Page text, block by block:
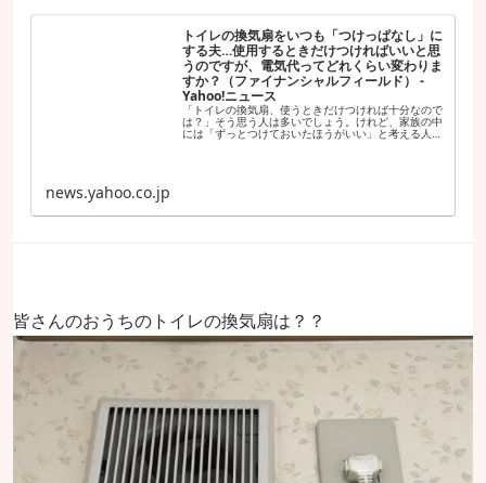
トイレの換気扇をいつも「つけっぱなし」に
する夫…使用するときだけつければいいと思
うのですが、電気代ってどれくらい変わりま
すか？（ファイナンシャルフィールド） -
Yahoo!ニュース
「トイレの換気扇、使うときだけつければ十分なので
は？」そう思う人は多いでしょう。けれど、家族の中
には「ずっとつけておいたほうがいい」と考える人も
news.yahoo.co.jp
皆さんのおうちのトイレの換気扇は？？